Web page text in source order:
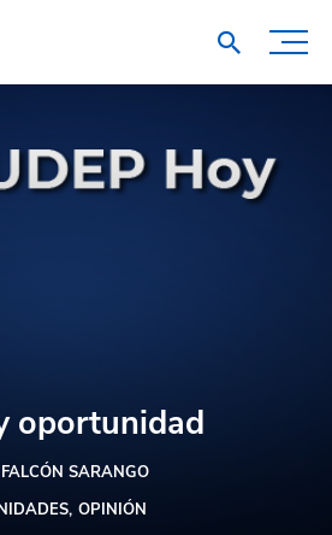
oportunidad
SARANGO
OPINIÓN